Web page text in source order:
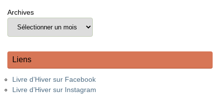
Archives
Liens
Livre d’Hiver sur Facebook
Livre d’Hiver sur Instagram